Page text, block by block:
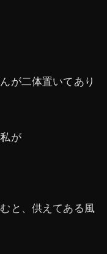
が二体置いてあり
が
と、供えてある風